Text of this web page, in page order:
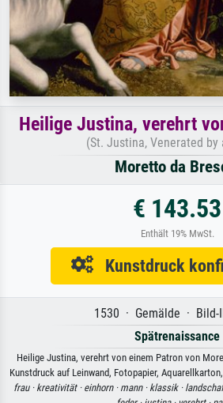
Heilige Justina, verehrt
(St. Justina, Venerated by
Moretto da
€ 143.53
Enthält 19% MwSt.
Kunstdruck
1530 · Gemälde · Bild-
Spätrenaissance
Heilige Justina, verehrt von einem Patron von
Kunstdruck auf Leinwand, Fotopapier,
frau · kreativität · einhorn · mann · klassik ·